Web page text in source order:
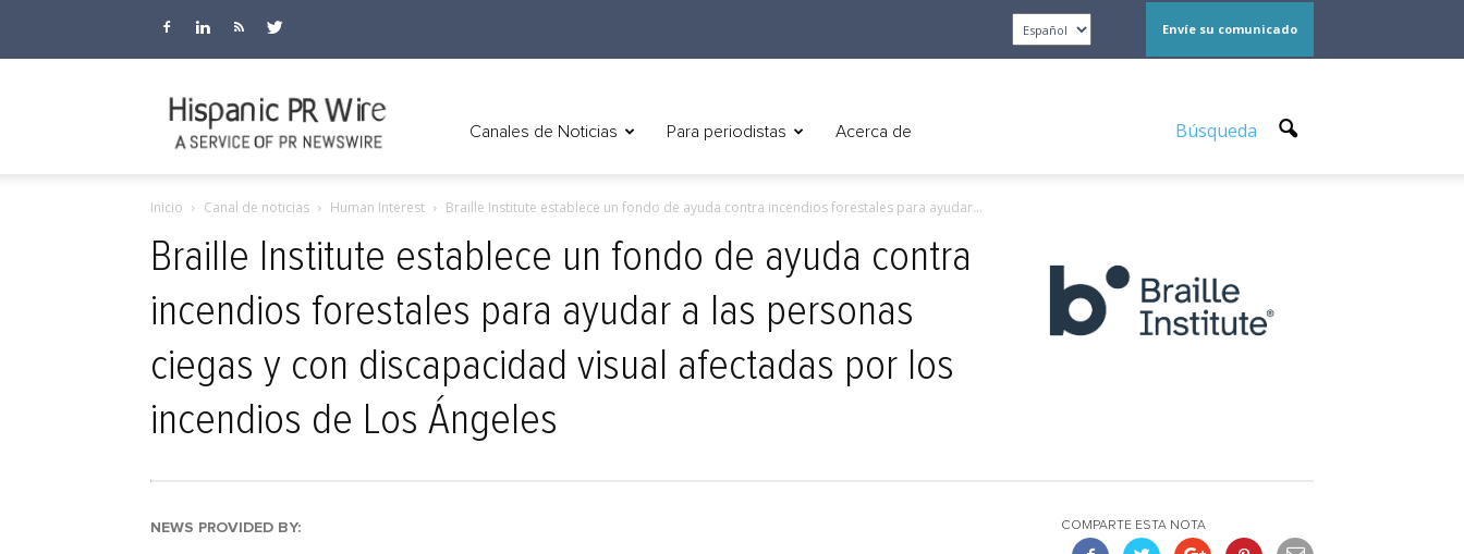
Envíe su comunicado
Canales de Noticias Para periodistas Acerca de Búsqueda
Inicio Canal de noticias Human Interest Braille Institute establece un fondo de ayuda contra incendios forestales para ayudar...
Braille Institute establece un fondo de ayuda contra
incendios forestales para ayudar a las personas
ciegas y con discapacidad visual afectadas por los
incendios de Los Ángeles
NEWS PROVIDED BY: COMPARTE ESTA NOTA